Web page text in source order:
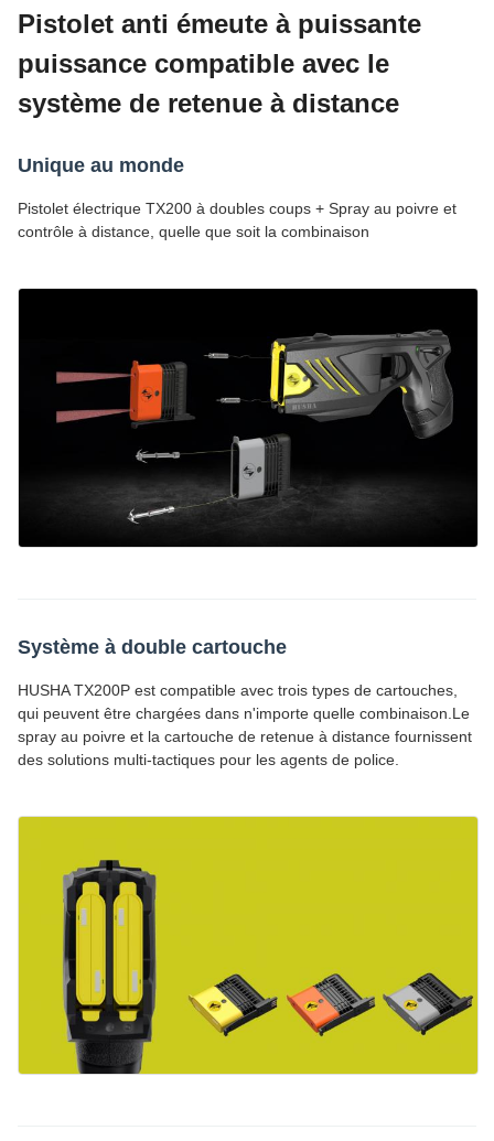
Pistolet anti émeute à puissante
puissance compatible avec le
système de retenue à distance
Unique au monde
Pistolet électrique TX200 à doubles coups + Spray au poivre et
contrôle à distance, quelle que soit la combinaison
Système à double cartouche
HUSHA TX200P est compatible avec trois types de cartouches,
qui peuvent être chargées dans n'importe quelle combinaison.Le
spray au poivre et la cartouche de retenue à distance fournissent
des solutions multi-tactiques pour les agents de police.